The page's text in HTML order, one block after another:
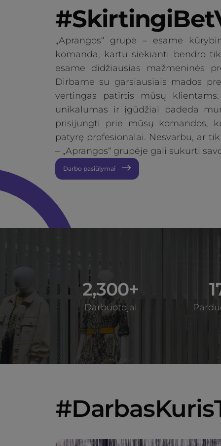
„Aprangos“ grupė – esame
komanda, kartu siekianti bendro
esame didžiausias mažmeninės
Dirbame su garsiausiais mados
vertingas patirtis mūsų
unikalumas ir įgūdžiai padeda
prisijungti prie mūsų komandos,
patyrę profesionalai. Nesvarbu, ar
– „Aprangos“ grupėje gali sukurti
Darbo pasiūlymai
2,300+
Darbuotojai